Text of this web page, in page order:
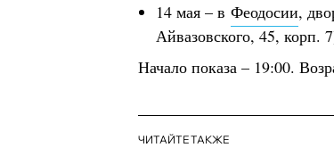
14 мая – в Феодосии,
Айвазовского, 45, корп.
Начало показа – 19:00.
ЧИТАЙТЕ ТАКЖЕ